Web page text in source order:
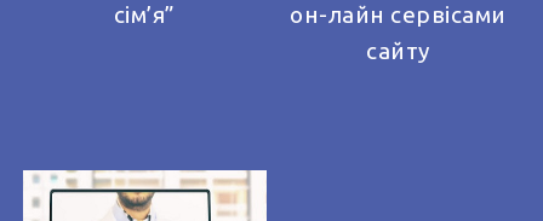
сім’я”
он-лайн сервісами
сайту